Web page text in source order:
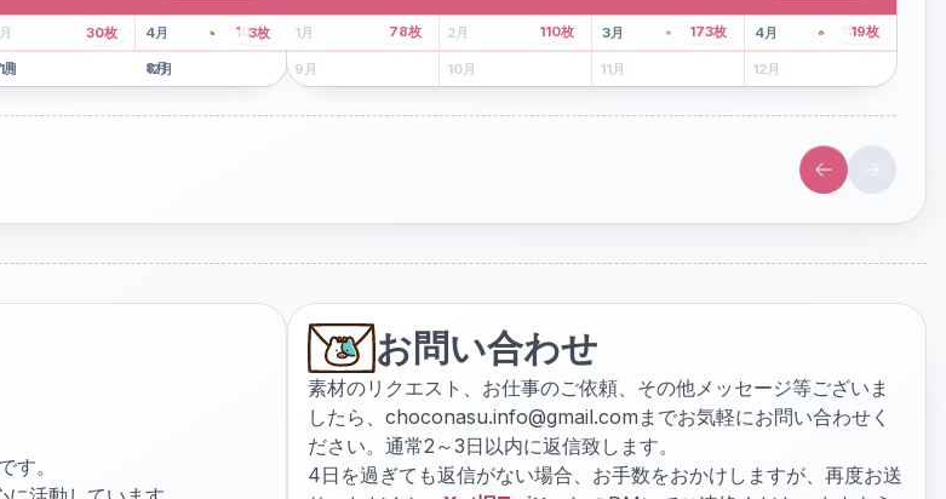
月 4月 8枚
月
6枚
8月
101枚
月
30枚
12月
3枚 1月 2月 3月 43枚 4月 107枚
5 月
78枚
6月
110枚
7 月
173枚
8月
19枚
9 月 10月 11月 12月
す。
お問い合わせ
素材のリクエスト、お仕事のご依頼、その他メッセージ等ございま
したら、 choconasu.info@gmail.com までお気軽にお問い合わせく
ださい。通常2～3日以内に返信致します。
4日を過ぎても返信がない場合、お手数をおかけしますが、再度お送